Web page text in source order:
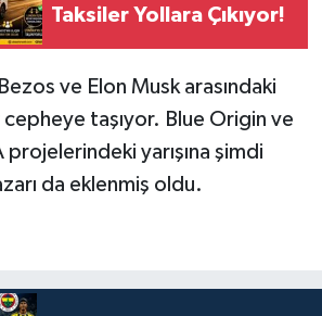
Taksiler Yollara Çıkıyor!
ve Elon Musk arasındaki
taşıyor. Blue Origin ve
projelerindeki yarışına şimdi
da eklenmiş oldu.